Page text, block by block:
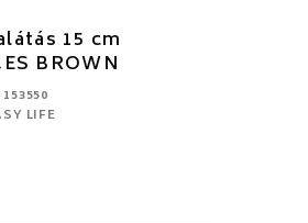
15 cm
BROWN
LIFE